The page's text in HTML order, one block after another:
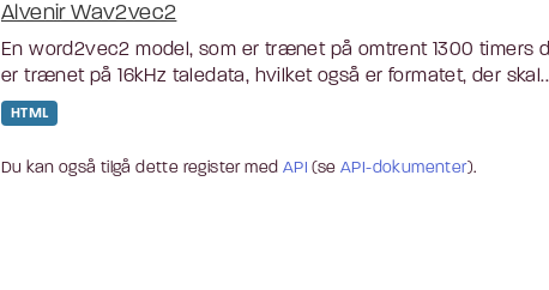
Alvenir Wav2vec2
En word2vec2 model, som er trænet på omtrent 1300 timers
er trænet på 16kHz taledata, hvilket også er formatet, der
HTML
Du kan også tilgå dette register med API (seAPI-dokumenter).